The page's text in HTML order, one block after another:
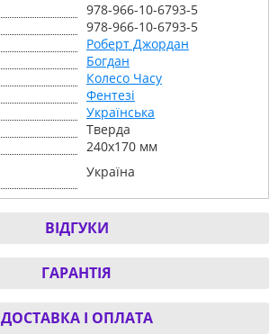
978-966-10-6793-5
978-966-10-6793-5
Роберт Джордан
Богдан
Колесо Часу
Фентезі
Українська
Тверда
240х170 мм
Україна
ВІДГУКИ
ГАРАНТІЯ
ДОСТАВКА І ОПЛАТА